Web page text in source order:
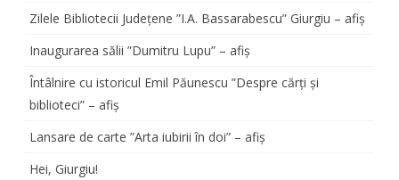
Zilele Bibliotecii Județene ”I.A. Bassarabescu” Giurgiu – afiș
Inaugurarea sălii ”Dumitru Lupu” – afiș
Întâlnire cu istoricul Emil Păunescu ”Despre cărți și
biblioteci” – afiș
Lansare de carte ”Arta iubirii în doi” – afiș
Hei, Giurgiu!